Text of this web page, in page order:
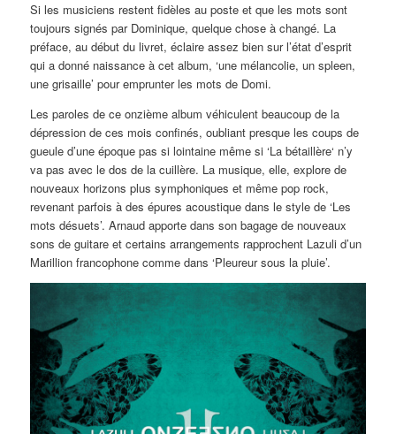
Si les musiciens restent fidèles au poste et que les mots sont
toujours signés par Dominique, quelque chose à changé. La
préface, au début du livret, éclaire assez bien sur l’état d’esprit
qui a donné naissance à cet album, ‘une mélancolie, un spleen,
une grisaille’ pour emprunter les mots de Domi.
Les paroles de ce onzième album véhiculent beaucoup de la
dépression de ces mois confinés, oubliant presque les coups de
gueule d’une époque pas si lointaine même si ‘La bétaillère‘ n’y
va pas avec le dos de la cuillère. La musique, elle, explore de
nouveaux horizons plus symphoniques et même pop rock,
revenant parfois à des épures acoustique dans le style de ‘Les
mots désuets’. Arnaud apporte dans son bagage de nouveaux
sons de guitare et certains arrangements rapprochent Lazuli d’un
Marillion francophone comme dans ‘Pleureur sous la pluie’.